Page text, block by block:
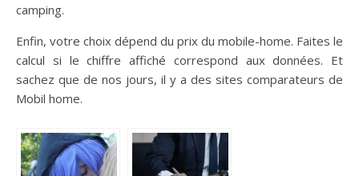
camping.
Enfin, votre choix dépend du prix du mobile-home. Faites le
calcul si le chiffre affiché correspond aux données. Et
sachez que de nos jours, il y a des sites comparateurs de
Mobil home.